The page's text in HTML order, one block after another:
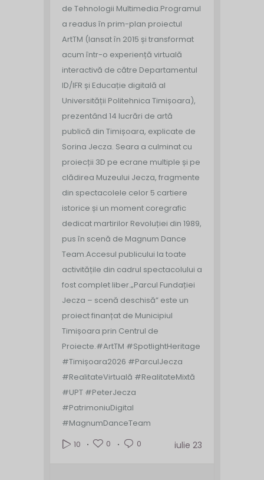
de Tehnologii Multimedia.Programul
a readus în prim-plan proiectul
ArtTM (lansat în 2015 și transformat
acum într-o experiență virtuală
interactivă de către Departamentul
ID/IFR și Educație digitală al
Universității Politehnica Timișoara),
prezentând 14 lucrări de artă
publică din Timișoara, explicate de
Sorina Jecza. Seara a culminat cu
proiecții 3D pe ecrane multiple și pe
clădirea Muzeului Jecza, fragmente
din spectacolele celor 5 cartiere
istorice și un moment coregrafic
dedicat martirilor Revoluției din 1989,
pus în scenă de Magnum Dance
Team.Accesul publicului la toate
activitățile din cadrul spectacolului a
fost complet liber.„Parcul Fundației
Jecza – scenă deschisă” este un
proiect finanțat de Municipiul
Timișoara prin Centrul de
Proiecte.#ArtTM #SpotlightHeritage
#Timișoara2026 #ParculJecza
#RealitateVirtuală #RealitateMixtă
#UPT #PeterJecza
#PatrimoniuDigital
#MagnumDanceTeam
10
0 0 iulie 23